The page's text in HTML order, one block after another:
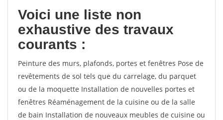
Voici une liste non
exhaustive des travaux
courants :
Peinture des murs, plafonds, portes et fenêtres Pose de
revêtements de sol tels que du carrelage, du parquet
ou de la moquette Installation de nouvelles portes et
fenêtres Réaménagement de la cuisine ou de la salle
de bain Installation de nouveaux meubles de cuisine ou